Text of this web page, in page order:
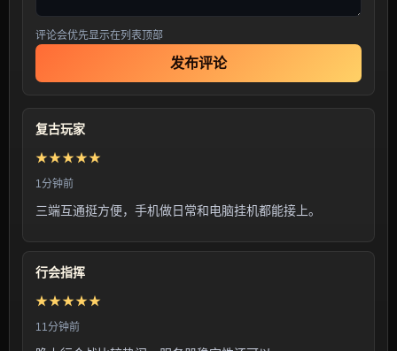
评论会优先显示在列表顶部
发布评论
复古玩家
★★★★★
1分钟前
三端互通挺方便，手机做日常和电脑挂机都能接上。
行会指挥
★★★★★
11分钟前